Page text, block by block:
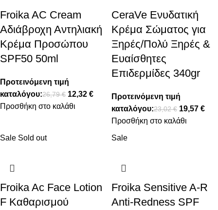
Froika AC Cream
Αδιάβροχη Αντηλιακή
Κρέμα Προσώπου
SPF50 50ml
Προτεινόμενη τιμή
καταλόγου:26,79€ 12,32 €
Προσθήκη στο καλάθι
CeraVe Ενυδατική
Κρέμα Σώματος για
Ξηρές/Πολύ Ξηρές &
Ευαίσθητες
Επιδερμίδες 340gr
Προτεινόμενη τιμή
καταλόγου:23,02€ 19,57 €
Προσθήκη στο καλάθι
Sale Sold out
Froika Ac Face Lotion
F Καθαρισμού
Sale
Froika Sensitive A-R
Anti-Redness SPF